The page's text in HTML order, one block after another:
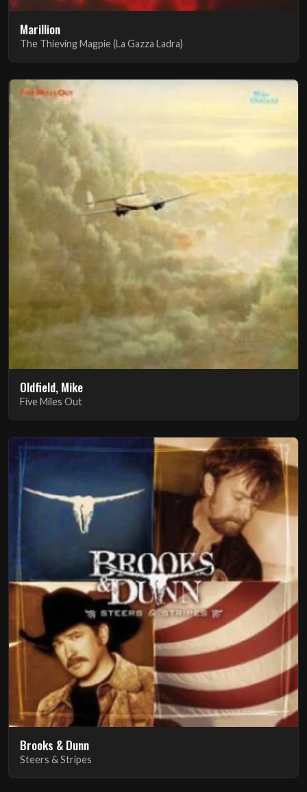
Marillion
The Thieving Magpie (La Gazza Ladra)
Oldfield, Mike
Five Miles Out
Brooks & Dunn
Steers & Stripes